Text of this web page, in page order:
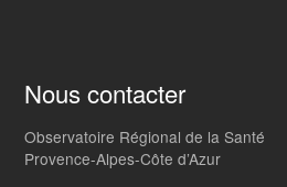
Nous contacter
Observatoire Régional de la Santé
Provence-Alpes-Côte d’Azur